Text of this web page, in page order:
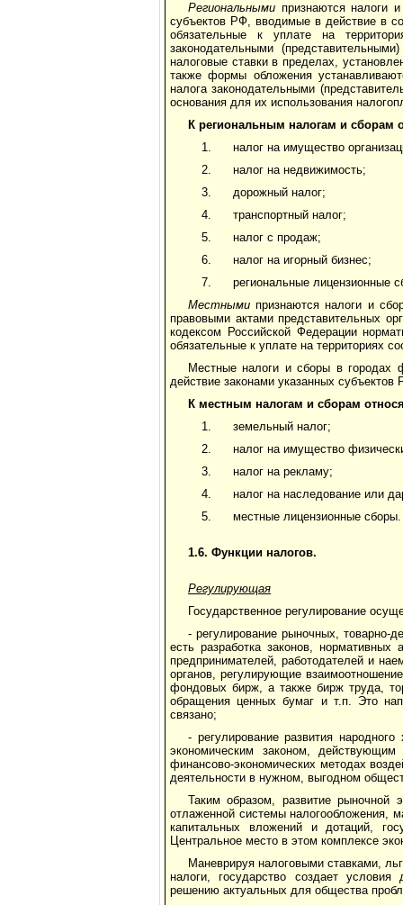
Региональными признаются налоги
субъектов РФ, вводимые в действие в
обязательные к уплате на
законодательными
налоговые ставки в пределах,
также формы обложения
налога законодательными
основания для их использования
К региональным налогам и сборам
налог на имущество
налог на недвижимость;
дорожный налог;
транспортный налог;
налог с продаж;
налог на игорный бизнес;
региональные лицензионные
Местными признаются налоги и
правовыми актами представительных
кодексом Российской Федерации
обязательные к уплате на территориях
Местные налоги и сборы в городах
действие законами указанных субъектов
К местным налогам и сборам
земельный налог;
налог на имущество
налог на рекламу;
налог на наследование или
местные лицензионные сборы.
1.6. Функции налогов.
Регулирующая
Государственное регулирование
- регулирование рыночных, товарно-
есть разработка законов,
предпринимателей, работодателей и
органов, регулирующие
фондовых бирж, а также бирж труда,
обращения ценных бумаг и т.п. Это
связано;
- регулирование развития
экономическим законом,
финансово-экономических методах
деятельности в нужном, выгодном
Таким образом, развитие рыночной
отлаженной системы налогообложения,
капитальных вложений и дотаций,
Центральное место в этом комплексе
Маневрируя налоговыми ставками,
налоги, государство создает условия
решению актуальных для общества